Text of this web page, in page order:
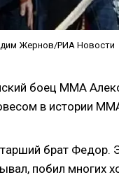
Жернов/РИА Новости
боец ММА
в истории
брат Федор.
побил многих